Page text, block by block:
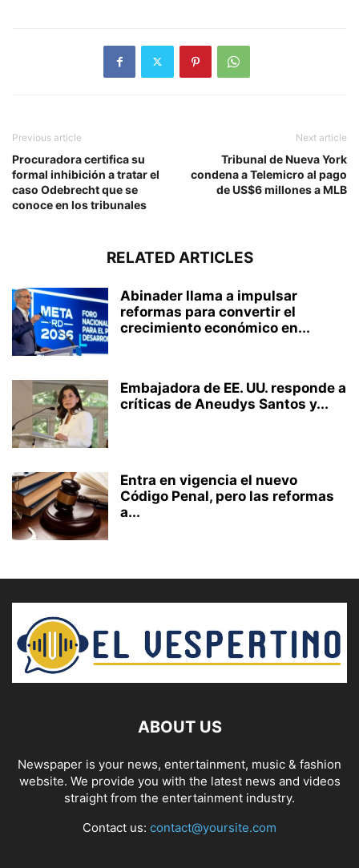
Previous article
Procuradora certifica su
formal inhibición a tratar el
caso Odebrecht que se
conoce en los tribunales
Next article
Tribunal de Nueva York
condena a Telemicro al pago
de US$6 millones a MLB
RELATED ARTICLES
Abinader llama a impulsar
reformas para convertir el
crecimiento económico en...
Embajadora de EE. UU. responde a
críticas de Aneudys Santos y...
Entra en vigencia el nuevo
Código Penal, pero las reformas
a...
ABOUT US
Newspaper is your news, entertainment, music & fashion
website. We provide you with the latest news and videos
straight from the entertainment industry.
Contact us: contact@yoursite.com